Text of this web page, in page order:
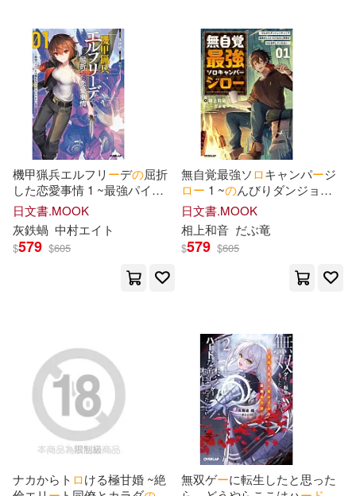
七星郁斗(6) 三ツ谷亮(6)
友橋かめつ(6) 川原 礫(6)
左(6) 彩月つかさ(6)
明橋大二(6) 橘公司(6)
おかだアンミツ(5)
すかいふぁーむ(5)
アバタロー(5)
TOブックス(6)
シンコーミュージック(6)
ジーオーティー(6)
和平國際(6) 晨星(6)
スクウェア・エニックス(5)
瑞昇(5)
ホビージャパン(4)
ポニーキャニオン(4)
マイクロマガジン社(4)
機甲猟兵エルフリ ーデの屈折
した恋愛事情 1 ~最強パイロ
ットは無礼なスパダリにキレ
ている~
日文書.MOOK
灰鉄蝸 中村エイト
$579 $605
無自覚最強ソロキャンパージ
ロー 1 ~のんびりダンジョン
キャンプ配信がしたいだけな
のに世界がそれを許してくれ
ない~
日文書.MOOK
相上和音 だぶ竜
$579 $605
ナカからト ロける極甘婚 ~絶
無双ゲーに転生したと思った